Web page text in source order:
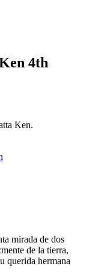
4th
Ken.
mirada de dos
de la tierra,
querida hermana